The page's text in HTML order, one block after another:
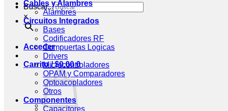
Buscar...
×
Acceder
Carrito /$0.00 0
Cables y Alambres
Alambres
Circuitos Integrados
Bases
Codificadores RF
Compuertas Logicas
Drivers
Microcontroladores
OPAM y Comparadores
Optoacopladores
Otros
Componentes
Capacitores